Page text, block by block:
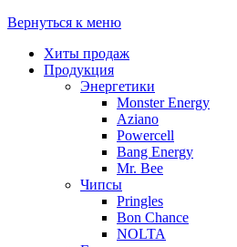
Вернуться к меню
Хиты продаж
Продукция
Энергетики
Monster Energy
Aziano
Powercell
Bang Energy
Mr. Bee
Чипсы
Pringles
Bon Chance
NOLTA